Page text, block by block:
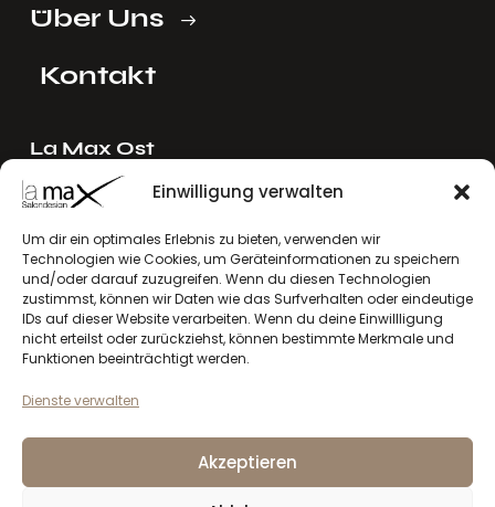
Einwilligung verwalten
Um dir ein optimales Erlebnis zu bieten, verwenden wir
Technologien wie Cookies, um Geräteinformationen zu speichern
und/oder darauf zuzugreifen. Wenn du diesen Technologien
zustimmst, können wir Daten wie das Surfverhalten oder eindeutige
IDs auf dieser Website verarbeiten. Wenn du deine Einwillligung
nicht erteilst oder zurückziehst, können bestimmte Merkmale und
Funktionen beeinträchtigt werden.
Dienste verwalten
Akzeptieren
Über Uns
Kontakt
La Max Ost
Ing. Reinhard Mayer e.U.
Stadlgasse 4
2122 Riedenthal, Austria
E-Mail:mayer[at]lamax.at
+436643432630
La Max West
Andreas Larcher e.U.
6410 Telfs, Austria
larcher[at]lamax.at